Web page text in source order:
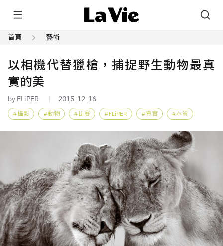
首頁 藝術
以相機代替獵槍，捕捉野生動物最真
實的美
by FLiPER 2015-12-16
攝影 動物 比賽 FLiPER 真實 本質